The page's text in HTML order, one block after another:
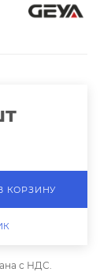
КОРЗИНУ
с НДС.